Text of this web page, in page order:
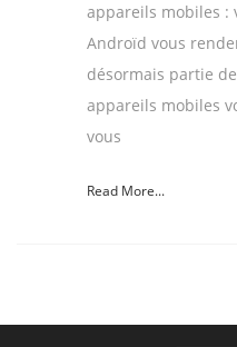
appareils mobiles :
Androïd vous
désormais partie
appareils mobiles
vous
Read More...